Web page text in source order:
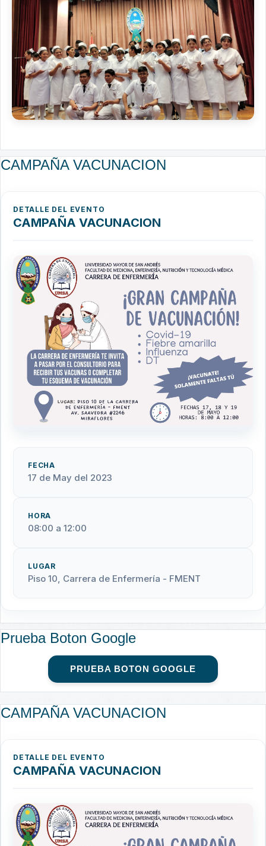
CAMPAÑA VACUNACION
DETALLE DEL EVENTO
CAMPAÑA VACUNACION
FECHA
17 de May del 2023
HORA
08:00 a 12:00
LUGAR
Piso 10, Carrera de Enfermería - FMENT
Prueba Boton Google
PRUEBA BOTON GOOGLE
CAMPAÑA VACUNACION
DETALLE DEL EVENTO
CAMPAÑA VACUNACION